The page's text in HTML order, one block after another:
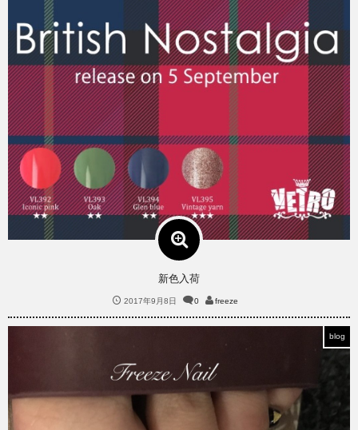
新色入荷
2017年9月8日 0 freeze
blog